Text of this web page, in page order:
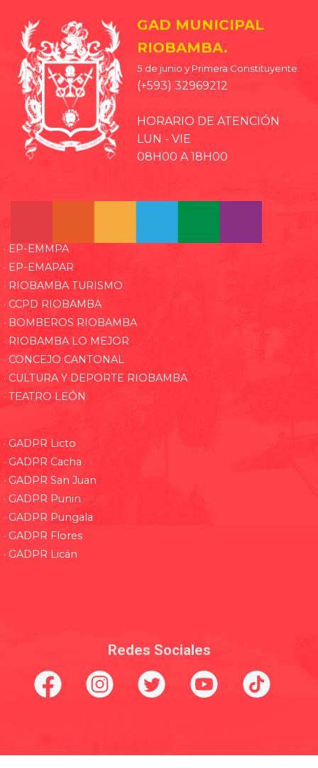
GAD MUNICIPAL
RIOBAMBA.
5 de junio y Primera Constituyente.
(+593) 32969212
HORARIO DE ATENCIÓN
LUN - VIE
08H00 A 18H00
· EP-EMMPA
· EP-EMAPAR
· RIOBAMBA TURISMO
· CCPD RIOBAMBA
· BOMBEROS RIOBAMBA
· RIOBAMBA LO MEJOR
· CONCEJO CANTONAL
· CULTURA Y DEPORTE RIOBAMBA
· TEATRO LEÓN
· GADPR Licto
· GADPR Cacha
· GADPR San Juan
· GADPR Punin
· GADPR Pungala
· GADPR Flores
· GADPR Licán
Redes Sociales